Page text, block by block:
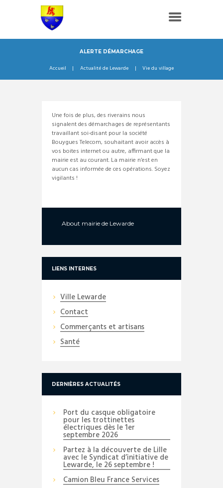
ALERTE DÉMARCHAGE
Accueil Actualité de Lewarde Vie du village
Une fois de plus, des riverains nous
signalent des démarchages de représentants
travaillant soi-disant pour la société
Bouygues Telecom, souhaitant avoir accès à
vos boites internet ou autre, affirmant que la
mairie est au courant. La mairie n’est en
aucun cas informée de ces opérations. Soyez
vigilants !
About mairie de Lewarde
LIENS INTERNES
Ville Lewarde
Contact
Commerçants et artisans
Santé
DERNIÈRES ACTUALITÉS
Port du casque obligatoire
pour les trottinettes
électriques dès le 1er
septembre 2026
Partez à la découverte de Lille
avec le Syndicat d’initiative de
Lewarde, le 26 septembre !
Camion Bleu France Services